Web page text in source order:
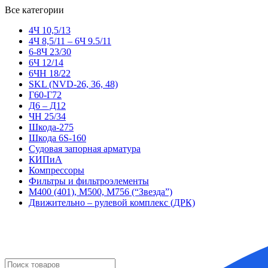
Все категории
4Ч 10,5/13
4Ч 8,5/11 – 6Ч 9.5/11
6-8Ч 23/30
6Ч 12/14
6ЧН 18/22
SKL (NVD-26, 36, 48)
Г60-Г72
Д6 – Д12
ЧН 25/34
Шкода-275
Шкода 6S-160
Судовая запорная арматура
КИПиА
Компрессоры
Фильтры и фильтроэлементы
М400 (401), М500, М756 (“Звезда”)
Движительно – рулевой комплекс (ДРК)